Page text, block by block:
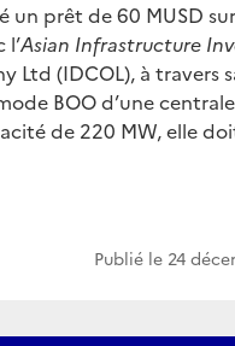
prêt de 60 MUSD
l’Asian Infrastructure
Ltd (IDCOL), à travers
BOO d’une
de 220 MW, elle
Publié le 24